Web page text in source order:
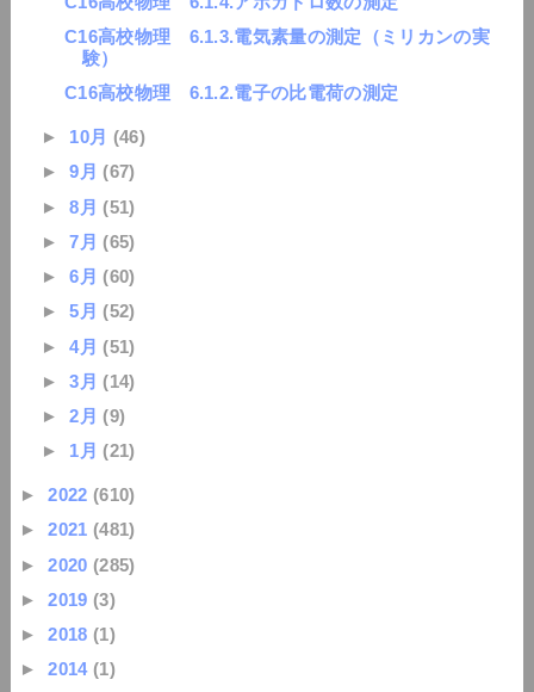
C16高校物理 6.1.3.電気素量の測定（ミリカンの実
験）
C16高校物理 6.1.2.電子の比電荷の測定
► 10月 (46)
►9月 (67)
►8月 (51)
►7月 (65)
►6月 (60)
►5月 (52)
►4月 (51)
►3月 (14)
►2月 (9)
► 1月 (21)
►2022 (610)
►2021 (481)
►2020 (285)
►2019 (3)
►2018 (1)
►2014 (1)